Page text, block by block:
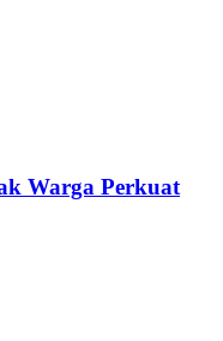
Warga Perkuat